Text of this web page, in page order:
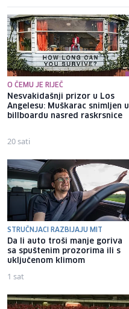
O ČEMU JE RIJEČ
Nesvakidašnji prizor u Los
Angelesu: Muškarac snimljen u
billboardu nasred raskrsnice
20 sati
STRUČNJACI RAZBIJAJU MIT
Da li auto troši manje goriva
sa spuštenim prozorima ili s
uključenom klimom
1 sat